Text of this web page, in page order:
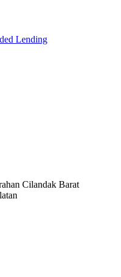
Lending
Cilandak Barat